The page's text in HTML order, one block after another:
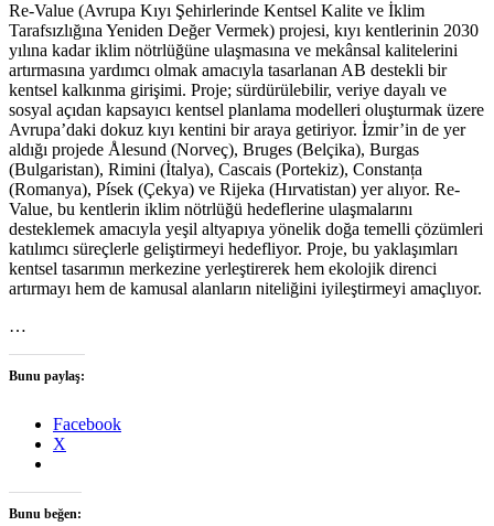
Re-Value (Avrupa Kıyı Şehirlerinde Kentsel Kalite ve İklim
Tarafsızlığına Yeniden Değer Vermek) projesi, kıyı kentlerinin 2030
yılına kadar iklim nötrlüğüne ulaşmasına ve mekânsal kalitelerini
artırmasına yardımcı olmak amacıyla tasarlanan AB destekli bir
kentsel kalkınma girişimi. Proje; sürdürülebilir, veriye dayalı ve
sosyal açıdan kapsayıcı kentsel planlama modelleri oluşturmak üzere
Avrupa’daki dokuz kıyı kentini bir araya getiriyor. İzmir’in de yer
aldığı projede Ålesund (Norveç), Bruges (Belçika), Burgas
(Bulgaristan), Rimini (İtalya), Cascais (Portekiz), Constanța
(Romanya), Písek (Çekya) ve Rijeka (Hırvatistan) yer alıyor. Re-
Value, bu kentlerin iklim nötrlüğü hedeflerine ulaşmalarını
desteklemek amacıyla yeşil altyapıya yönelik doğa temelli çözümleri
katılımcı süreçlerle geliştirmeyi hedefliyor. Proje, bu yaklaşımları
kentsel tasarımın merkezine yerleştirerek hem ekolojik direnci
artırmayı hem de kamusal alanların niteliğini iyileştirmeyi amaçlıyor.
…
Bunu paylaş:
Facebook
X
Bunu beğen: